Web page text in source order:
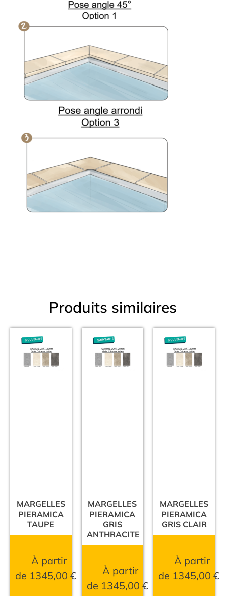
Produits similaires
MARGELLES
PIERAMICA
TAUPE
À partir
de 1345,00 €
MARGELLES
PIERAMICA
GRIS
ANTHRACITE
À partir
de 1345,00 €
MARGELLES
PIERAMICA
GRIS CLAIR
À partir
de 1345,00€